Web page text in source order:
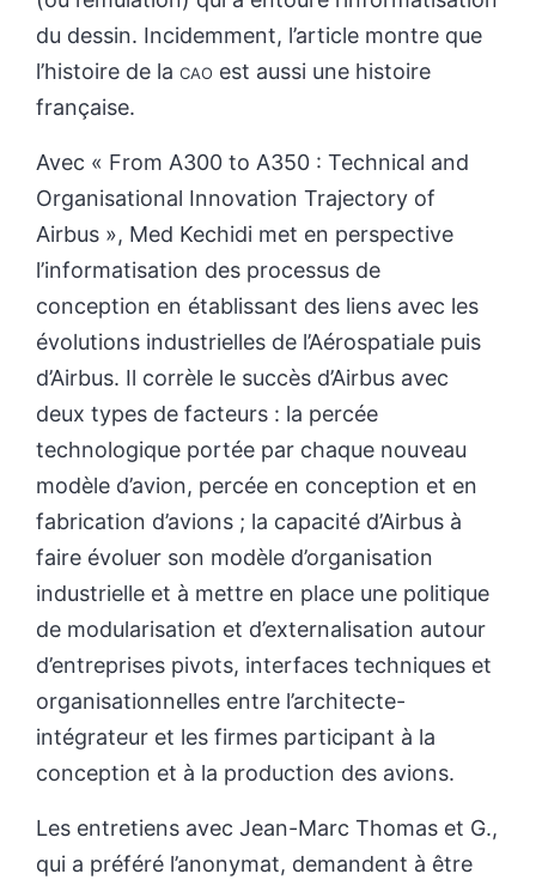
du dessin. Incidemment, l’article montre que
l’histoire de la cao est aussi une histoire
française.
Avec « From A300 to A350 : Technical and
Organisational Innovation Trajectory of
Airbus », Med Kechidi met en perspective
l’informatisation des processus de
conception en établissant des liens avec les
évolutions industrielles de l’Aérospatiale puis
d’Airbus. Il corrèle le succès d’Airbus avec
deux types de facteurs : la percée
technologique portée par chaque nouveau
modèle d’avion, percée en conception et en
fabrication d’avions ; la capacité d’Airbus à
faire évoluer son modèle d’organisation
industrielle et à mettre en place une politique
de modularisation et d’externalisation autour
d’entreprises pivots, interfaces techniques et
organisationnelles entre l’architecte-
intégrateur et les firmes participant à la
conception et à la production des avions.
Les entretiens avec Jean-Marc Thomas et G.,
qui a préféré l’anonymat, demandent à être